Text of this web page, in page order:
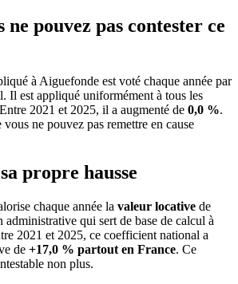
pouvez pas contester ce
à Aiguefonde est voté chaque année par
Il est appliqué uniformément à tous les
Entre 2021 et 2025, il a augmenté de 0,0 %.
ne pouvez pas remettre en cause
propre hausse
chaque année la valeur locative de
qui sert de base de calcul à
2021 et 2025, ce coefficient national a
de +17,0 % partout en France. Ce
non plus.